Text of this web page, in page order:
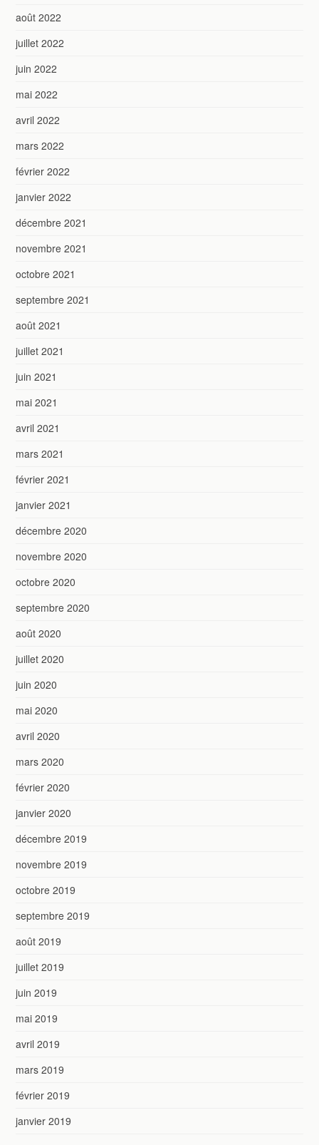
août 2022
juillet 2022
juin 2022
mai 2022
avril 2022
mars 2022
février 2022
janvier 2022
décembre 2021
novembre 2021
octobre 2021
septembre 2021
août 2021
juillet 2021
juin 2021
mai 2021
avril 2021
mars 2021
février 2021
janvier 2021
décembre 2020
novembre 2020
octobre 2020
septembre 2020
août 2020
juillet 2020
juin 2020
mai 2020
avril 2020
mars 2020
février 2020
janvier 2020
décembre 2019
novembre 2019
octobre 2019
septembre 2019
août 2019
juillet 2019
juin 2019
mai 2019
avril 2019
mars 2019
février 2019
janvier 2019